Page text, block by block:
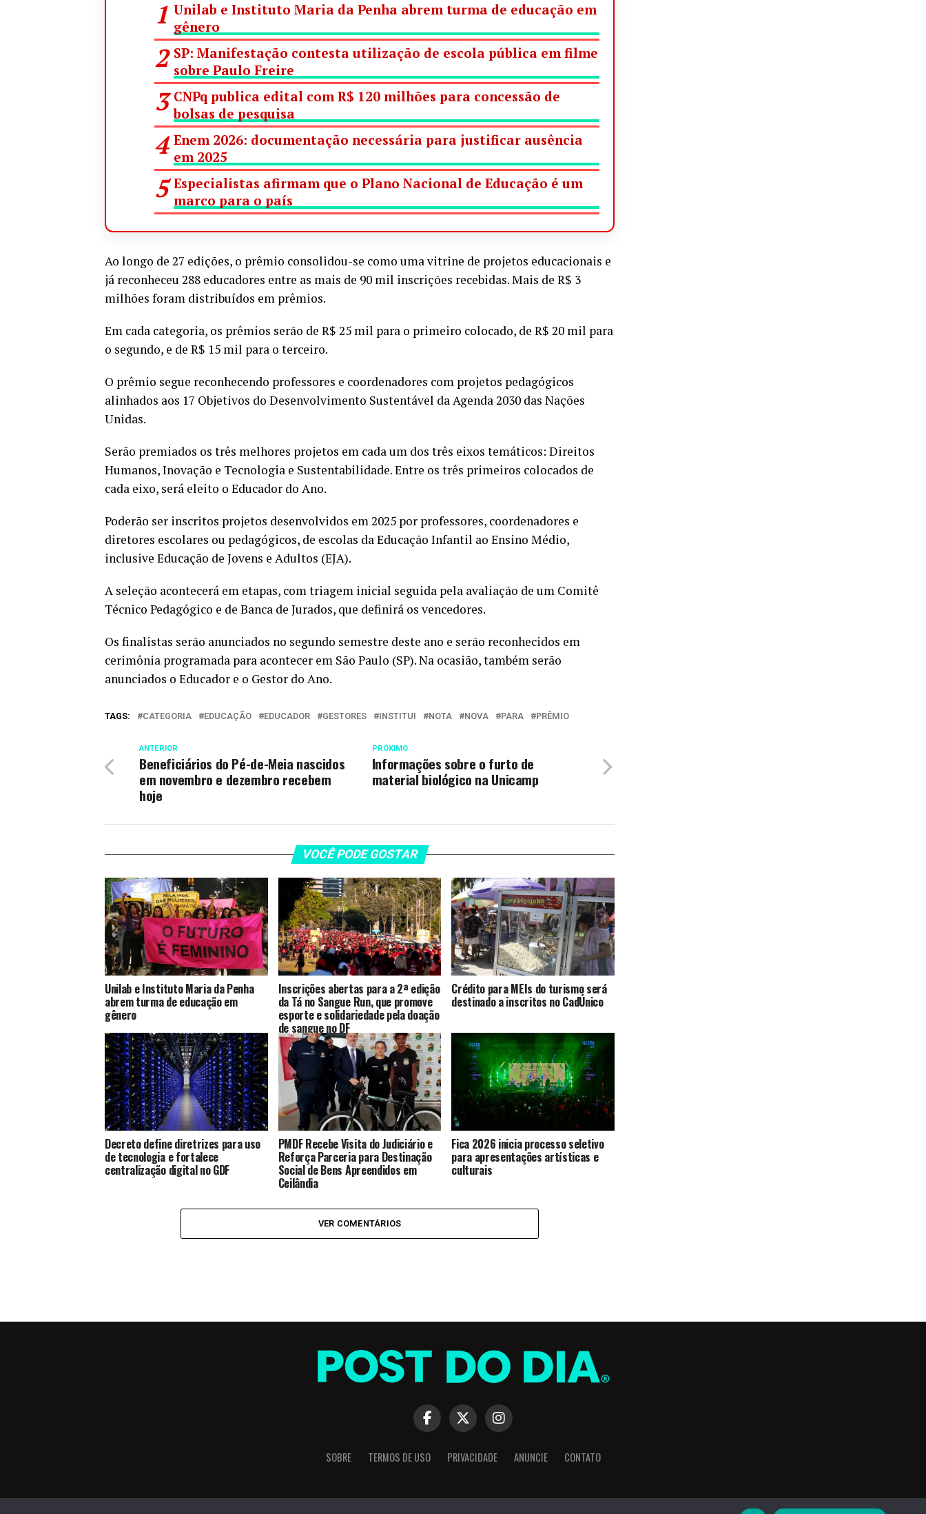
Unilab e Instituto Maria da Penha abrem turma de educação em
gênero
SP: Manifestação contesta utilização de escola pública em filme
sobre Paulo Freire
CNPq publica edital com R$ 120 milhões para concessão de
bolsas de pesquisa
Enem 2026: documentação necessária para justificar ausência
em 2025
Especialistas afirmam que o Plano Nacional de Educação é um
marco para o país
Ao longo de 27 edições, o prêmio consolidou-se como uma vitrine de projetos educacionais e
já reconheceu 288 educadores entre as mais de 90 mil inscrições recebidas. Mais de R$ 3
milhões foram distribuídos em prêmios.
Em cada categoria, os prêmios serão de R$ 25 mil para o primeiro colocado, de R$ 20 mil para
o segundo, e de R$ 15 mil para o terceiro.
O prêmio segue reconhecendo professores e coordenadores com projetos pedagógicos
alinhados aos 17 Objetivos do Desenvolvimento Sustentável da Agenda 2030 das Nações
Unidas.
Serão premiados os três melhores projetos em cada um dos três eixos temáticos: Direitos
Humanos, Inovação e Tecnologia e Sustentabilidade. Entre os três primeiros colocados de
cada eixo, será eleito o Educador do Ano.
Poderão ser inscritos projetos desenvolvidos em 2025 por professores, coordenadores e
diretores escolares ou pedagógicos, de escolas da Educação Infantil ao Ensino Médio,
inclusive Educação de Jovens e Adultos (EJA).
A seleção acontecerá em etapas, com triagem inicial seguida pela avaliação de um Comitê
Técnico Pedagógico e de Banca de Jurados, que definirá os vencedores.
Os finalistas serão anunciados no segundo semestre deste ano e serão reconhecidos em
cerimônia programada para acontecer em São Paulo (SP). Na ocasião, também serão
anunciados o Educador e o Gestor do Ano.
TAGS: CATEGORIA EDUCAÇÃO EDUCADOR GESTORES INSTITUI NOTA NOVA PARA PRÊMIO
PRÓXIMO
Informações sobre o furto de
material biológico na Unicamp
ANTERIOR
Beneficiários do Pé-de-Meia nascidos
em novembro e dezembro recebem
hoje
VOCÊ PODE GOSTAR
Unilab e Instituto Maria da Penha
abrem turma de educação em
gênero
Inscrições abertas para a 2ª edição
da Tá no Sangue Run, que promove
esporte e solidariedade pela doação
de sangue no DF
Crédito para MEIs do turismo será
destinado a inscritos no CadÚnico
Decreto define diretrizes para uso
de tecnologia e fortalece
centralização digital no GDF
PMDF Recebe Visita do Judiciário e
Reforça Parceria para Destinação
Social de Bens Apreendidos em
Ceilândia
Fica 2026 inicia processo seletivo
para apresentações artísticas e
culturais
VER COMENTÁRIOS
SOBRE TERMOS DE USO PRIVACIDADE ANUNCIE CONTATO